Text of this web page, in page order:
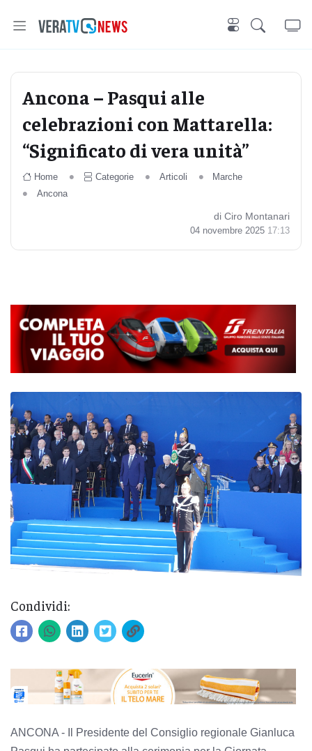
Ancona – Pasqui alle
celebrazioni con Mattarella:
“Significato di vera unità”
Home Categorie Articoli
Marche
Ancona
di Ciro Montanari
04 novembre 2025 17:13
Condividi:
ANCONA - Il Presidente del Consiglio regionale Gianluca